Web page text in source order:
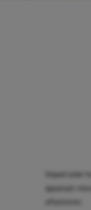
Vrijwel
apparaat
afluisteren.